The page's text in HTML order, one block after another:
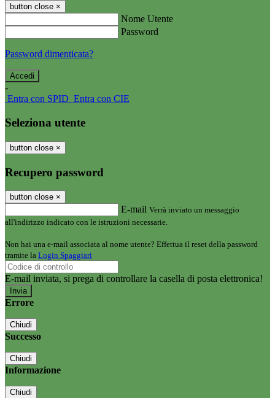
button close ×
Nome Utente
Password
Password dimenticata?
-
Entra con SPID Entra con CIE
Seleziona utente
button close ×
Recupero password
button close ×
E-mail Verrà inviato un messaggio
all'indirizzo indicato con le istruzioni necessarie.
Non hai una e-mail associata al nome utente? Effettua il reset della password
tramite la Login Spaggiari
E-mail inviata, si prega di controllare la casella di posta elettronica!
Errore
Chiudi
Successo
Chiudi
Informazione
Chiudi